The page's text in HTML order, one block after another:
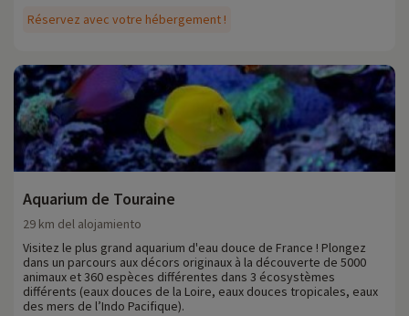
Réservez avec votre hébergement !
Aquarium de Touraine
29 km del alojamiento
Visitez le plus grand aquarium d'eau douce de France ! Plongez
dans un parcours aux décors originaux à la découverte de 5000
animaux et 360 espèces différentes dans 3 écosystèmes
différents (eaux douces de la Loire, eaux douces tropicales, eaux
des mers de l’Indo Pacifique).